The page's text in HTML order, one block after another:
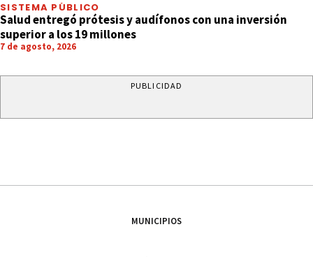
SISTEMA PÚBLICO
Salud entregó prótesis y audífonos con una inversión
superior a los 19 millones
7 de agosto, 2026
PUBLICIDAD
MUNICIPIOS